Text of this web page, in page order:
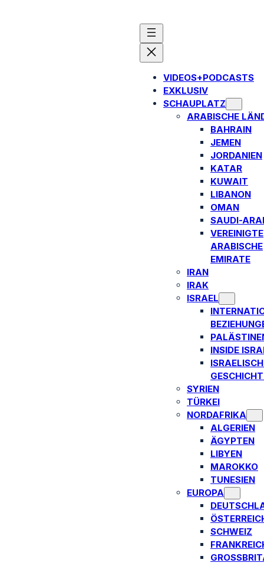
VIDEOS+PODCASTS
EXKLUSIV
SCHAUPLATZ
ARABISCHE
BAHRAIN
JEMEN
JORDANIEN
KATAR
KUWAIT
LIBANON
OMAN
SAUDI-
VEREINIGTE
ARABISCHE
EMIRATE
IRAN
IRAK
ISRAEL
INSIDE
SYRIEN
TÜRKEI
NORDAFRIKA
ALGERIEN
ÄGYPTEN
LIBYEN
MAROKKO
TUNESIEN
EUROPA
SCHWEIZ